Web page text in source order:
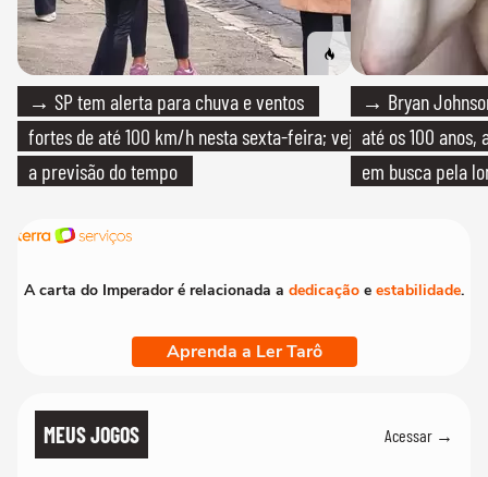
→ SP tem alerta para chuva e ventos
fortes de até 100 km/h nesta sexta-feira; veja
a previsão do tempo
→ Bryan
até os 100
em busca pela
A carta do Imperador é relacionada a dedicação e estabilidade.
Aprenda a Ler Tarô
MEUS JOGOS Acessar →